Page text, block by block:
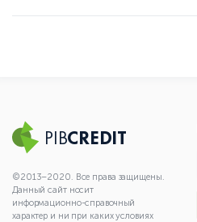
PIBCREDIT
©2013–2020. Все права защищены.
Данный сайт носит
информационно-справочный
характер и ни при каких условиях